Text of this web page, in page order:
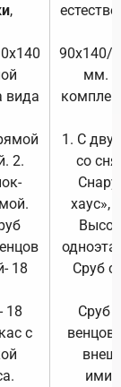
,
вида
2.
18
18
с
90х140/
мм.
1. С
со
хаус»,
Сруб с
Сруб